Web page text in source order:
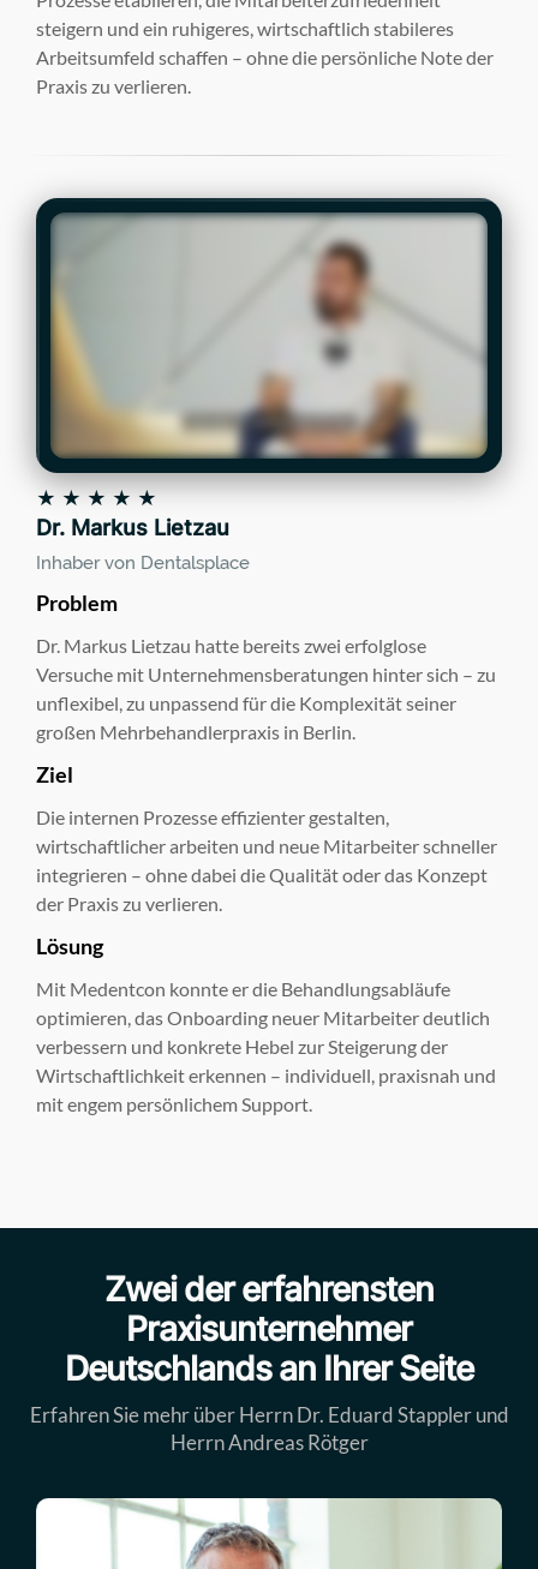
steigern und ein ruhigeres, wirtschaftlich stabileres
Arbeitsumfeld schaffen – ohne die persönliche Note der
Praxis zu verlieren.
★ ★ ★ ★ ★
Dr. Markus Lietzau
Inhaber von Dentalsplace
Problem
Dr. Markus Lietzau hatte bereits zwei erfolglose
Versuche mit Unternehmensberatungen hinter sich – zu
unflexibel, zu unpassend für die Komplexität seiner
großen Mehrbehandlerpraxis in Berlin.
Ziel
Die internen Prozesse effizienter gestalten,
wirtschaftlicher arbeiten und neue Mitarbeiter schneller
integrieren – ohne dabei die Qualität oder das Konzept
der Praxis zu verlieren.
Lösung
Mit Medentcon konnte er die Behandlungsabläufe
optimieren, das Onboarding neuer Mitarbeiter deutlich
verbessern und konkrete Hebel zur Steigerung der
Wirtschaftlichkeit erkennen – individuell, praxisnah und
mit engem persönlichem Support.
Zwei der erfahrensten
Praxisunternehmer
Deutschlands an Ihrer Seite
Erfahren Sie mehr über Herrn Dr. Eduard Stappler und
Herrn Andreas Rötger